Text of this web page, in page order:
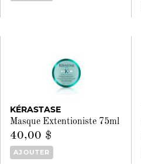
KÉRASTASE
Masque Extentioniste 75ml
40,00 $
AJOUTER